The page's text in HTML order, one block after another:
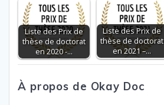
Liste des Prix de
thèse de doctorat
en 2020 -…
Liste des Prix de
thèse de doctorat
en 2021 –…
À propos de Okay Doc